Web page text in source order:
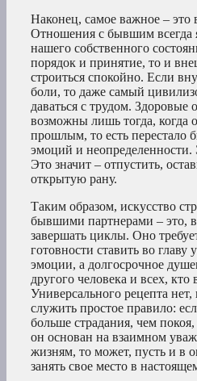
Наконец, самое важное – это
Отношения с бывшим всегда
нашего собственного
порядок и принятие, то и
строиться спокойно. Если
боли, то даже самый
даваться с трудом.
возможны лишь тогда, когда
прошлым, то есть перестало
эмоций и неопределенности.
Это значит – отпустить,
открытую рану.
Таким образом, искусство
бывшими партнерами – это,
завершать циклы. Оно
готовности ставить во
эмоции, а долгосрочное
другого человека и всех,
Универсального рецепта
служить простое правило:
больше страдания, чем
он основан на взаимном
жизням, то может, пусть и в
занять свое место в